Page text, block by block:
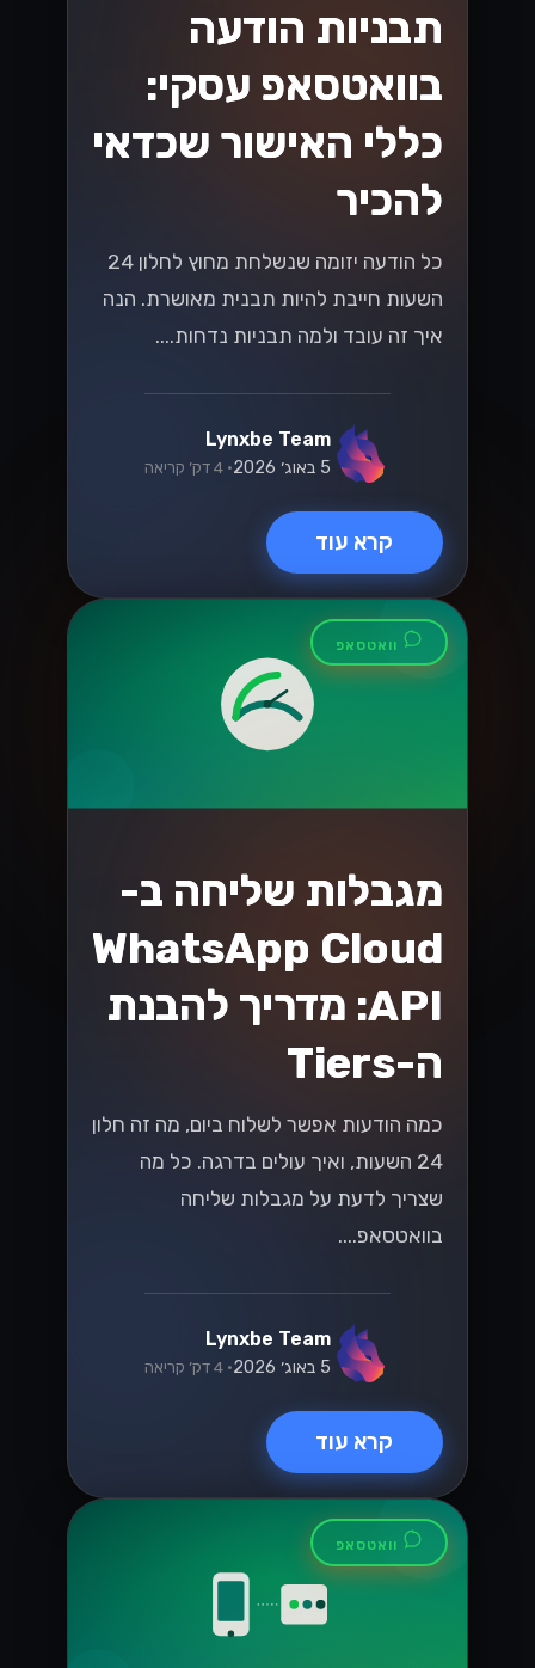
תבניות הודעה
בוואטסאפ עסקי:
כללי האישור שכדאי
להכיר
כל הודעה יזומה שנשלחת מחוץ לחלון 24
השעות חייבת להיות תבנית מאושרת. הנה
איך זה עובד ולמה תבניות נדחות....
Lynxbe Team
5 באוג׳ 2026 • 4 דק׳ קריאה
קרא עוד
וואטסאפ
מגבלות שליחה ב-
WhatsApp Cloud
API: מדריך להבנת
ה-Tiers
כמה הודעות אפשר לשלוח ביום, מה זה חלון
24 השעות, ואיך עולים בדרגה. כל מה
שצריך לדעת על מגבלות שליחה
בוואטסאפ....
Lynxbe Team
5 באוג׳ 2026 • 4 דק׳ קריאה
קרא עוד
וואטסאפ